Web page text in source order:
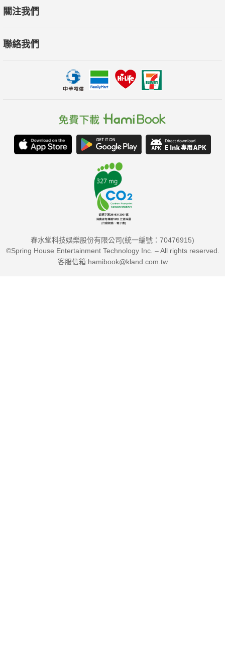
關注我們
聯絡我們
春水堂科技娛樂股份有限公司(統一編號：70476915)
©Spring House Entertainment Technology Inc. – All rights reserved.
客服信箱:hamibook@kland.com.tw